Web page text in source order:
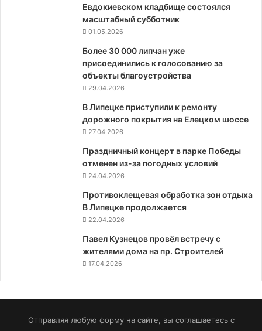
Евдокиевском кладбище состоялся
масштабный субботник
01.05.2026
Более 30 000 липчан уже
присоединились к голосованию за
объекты благоустройства
29.04.2026
В Липецке приступили к ремонту
дорожного покрытия на Елецком шоссе
27.04.2026
Праздничный концерт в парке Победы
отменен из-за погодных условий
24.04.2026
Противоклещевая обработка зон отдыха
В Липецке продолжается
22.04.2026
Павел Кузнецов провёл встречу с
жителями дома на пр. Строителей
17.04.2026
Отправляя любую форму на сайте, вы соглашаетесь с